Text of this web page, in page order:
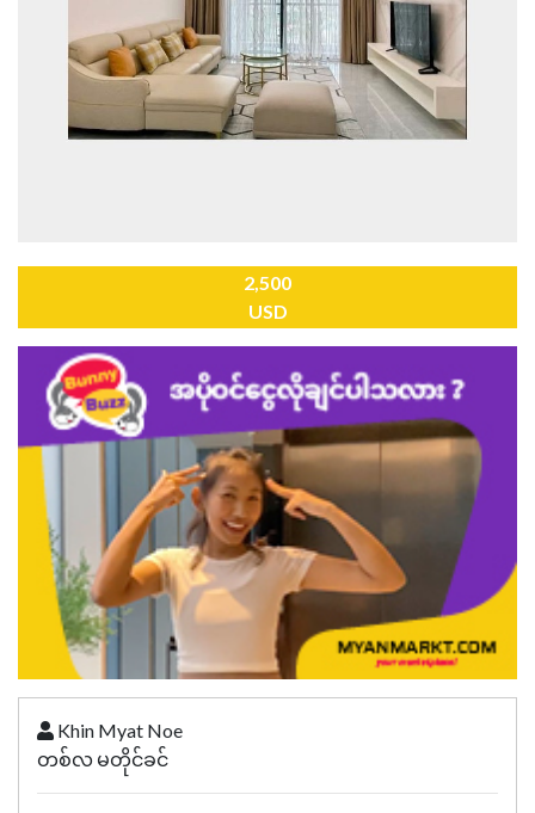
2,500
USD
Khin Myat Noe
တစ်လ မတိုင်ခင်